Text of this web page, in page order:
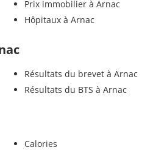
Prix immobilier à Arnac
Hôpitaux à Arnac
Résultats du brevet à Arnac
Résultats du BTS à Arnac
Calories